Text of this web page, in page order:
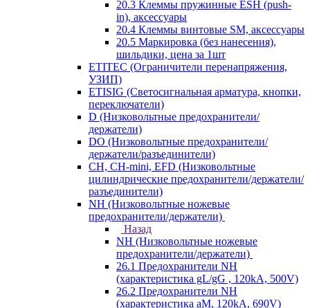
20.3 Клеммы пружинные ESH (push-
in), аксессуары
20.4 Клеммы винтовые SM, аксессуары
20.5 Маркировка (без нанесения),
шильдики, цена за 1шт
ETITEC (Ограничители перенапряжения,
УЗИП)
ETISIG (Светосигнальная арматура, кнопки,
переключатели)
D (Низковольтные предохранители/
держатели)
DO (Низковольтные предохранители/
держатели/разъединители)
CH, CH-mini, EFD (Низковольтные
цилиндрические предохранители/держатели/
разъединители)
NH (Низковольтные ножевые
предохранители/держатели)
Назад
NH (Низковольтные ножевые
предохранители/держатели)
26.1 Предохранители NH
(характеристика gL/gG , 120kA, 500V)
26.2 Предохранители NH
(характеристика aM, 120kA, 690V)